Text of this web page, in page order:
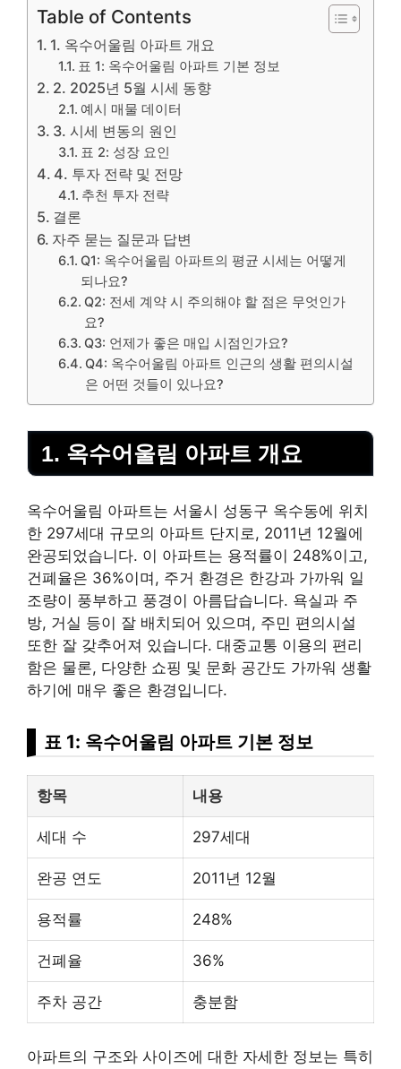
Table of Contents
1. 옥수어울림 아파트 개요
표 1: 옥수어울림 아파트 기본 정보
2. 2025년 5월 시세 동향
예시 매물 데이터
3. 시세 변동의 원인
표 2: 성장 요인
4. 투자 전략 및 전망
추천 투자 전략
결론
자주 묻는 질문과 답변
Q1: 옥수어울림 아파트의 평균 시세는 어떻게
되나요?
Q2: 전세 계약 시 주의해야 할 점은 무엇인가
요?
Q3: 언제가 좋은 매입 시점인가요?
Q4: 옥수어울림 아파트 인근의 생활 편의시설
은 어떤 것들이 있나요?
1. 옥수어울림 아파트 개요
옥수어울림 아파트는 서울시 성동구 옥수동에 위치
한 297세대 규모의 아파트 단지로, 2011년 12월에
완공되었습니다. 이 아파트는 용적률이 248%이고,
건폐율은 36%이며, 주거 환경은 한강과 가까워 일
조량이 풍부하고 풍경이 아름답습니다. 욕실과 주
방, 거실 등이 잘 배치되어 있으며, 주민 편의시설
또한 잘 갖추어져 있습니다. 대중교통 이용의 편리
함은 물론, 다양한 쇼핑 및 문화 공간도 가까워 생활
하기에 매우 좋은 환경입니다.
표 1: 옥수어울림 아파트 기본 정보
항목 내용
세대 수 297세대
완공 연도 2011년 12월
용적률 248%
건폐율 36%
주차 공간 충분함
아파트의 구조와 사이즈에 대한 자세한 정보는 특히